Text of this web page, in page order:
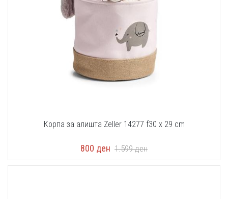
Корпа за алишта Zeller 14277 f30 x 29 cm
800 ден 1.599ден